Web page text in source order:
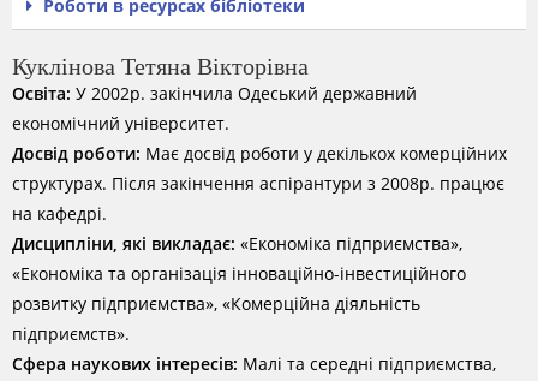
Роботи в ресурсах бібліотеки
Куклінова Тетяна Вікторівна
Освіта: У 2002р. закінчила Одеський державний
економічний університет.
Досвід роботи: Має досвід роботи у декількох комерційних
структурах. Після закінчення аспірантури з 2008р. працює
на кафедрі.
Дисципліни, які викладає: «Економіка підприємства»,
«Економіка та організація інноваційно-інвестиційного
розвитку підприємства», «Комерційна діяльність
підприємств».
Сфера наукових інтересів: Малі та середні підприємства,